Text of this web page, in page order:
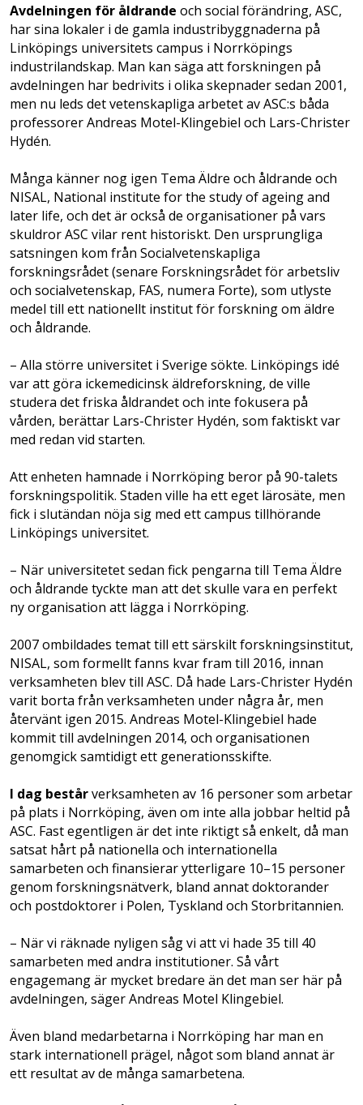
Avdelningen för åldrande och social förändring, ASC,
har sina lokaler i de gamla industri­byggnaderna på
Linköpings universitets campus i Norrköpings
industrilandskap. Man kan säga att forskningen på
avdelningen har bedrivits i olika skepnader sedan 2001,
men nu leds det vetenskapliga arbetet av ASC:s båda
professorer Andreas Motel-Klingebiel och Lars-Christer
Hydén.
Många känner nog igen Tema Äldre och åldrande och
NISAL, National institute for the study of ageing and
later life, och det är också de organisationer på vars
skuldror ASC vilar rent historiskt. Den ursprungliga
satsningen kom från Socialvetenskapliga
forskningsrådet (senare Forskningsrådet för arbetsliv
och socialvetenskap, FAS, numera Forte), som utlyste
medel till ett nationellt institut för forskning om äldre
och åldrande.
– Alla större universitet i Sverige sökte. Linköpings idé
var att göra ickemedicinsk äldreforskning, de ville
studera det friska åldrandet och inte fokusera på
vården, berättar Lars-Christer Hydén, som faktiskt var
med redan vid starten.
Att enheten hamnade i Norrköping beror på 90-talets
forskningspolitik. Staden ville ha ett eget lärosäte, men
fick i slutändan nöja sig med ett campus tillhörande
Linköpings universitet.
– När universitetet sedan fick pengarna till Tema Äldre
och åldrande tyckte man att det skulle vara en perfekt
ny organisation att lägga i Norrköping.
2007 ombildades temat till ett särskilt forskningsinstitut,
NISAL, som formellt fanns kvar fram till 2016, innan
verksamheten blev till ASC. Då hade Lars-Christer Hydén
varit borta från verksamheten under några år, men
återvänt igen 2015. Andreas Motel-Klingebiel hade
kommit till avdelningen 2014, och organisationen
genomgick samtidigt ett generationsskifte.
I dag bestårverksamheten av 16 personer som arbetar
på plats i Norrköping, även om inte alla jobbar heltid på
ASC. Fast egentligen är det inte riktigt så enkelt, då man
satsat hårt på nationella och internationella
samarbeten och finansierar ytterligare 10–15 personer
genom forskningsnätverk, bland annat doktorander
och postdoktorer i Polen, Tyskland och Storbritannien.
– När vi räknade nyligen såg vi att vi hade 35 till 40
samarbeten med andra institutioner. Så vårt
engagemang är mycket bredare än det man ser här på
avdelningen, säger Andreas Motel Klingebiel.
Även bland medarbetarna i Norrköping har man en
stark internationell prägel, något som bland annat är
ett resultat av de många samarbetena.